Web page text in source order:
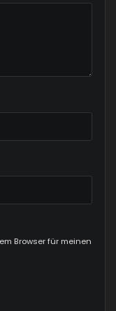
Browser für meinen